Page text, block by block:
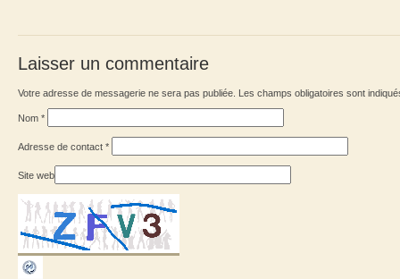
Laisser un commentaire
Votre adresse de messagerie ne sera pas publiée. Les champs obligatoires sont
Nom *
Adresse de contact *
Site web